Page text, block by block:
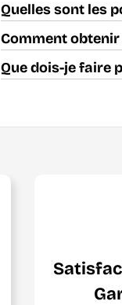
Quelles sont les
Comment
Que dois-je faire